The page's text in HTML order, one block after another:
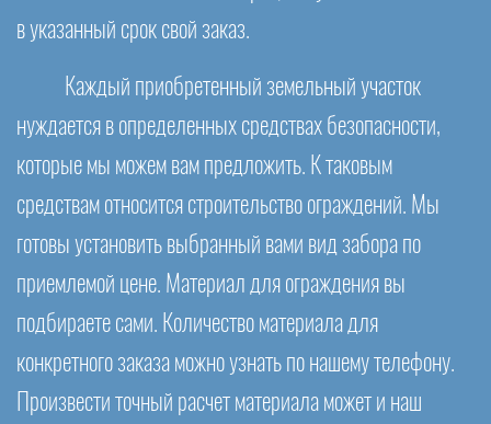
в указанный срок свой заказ.
Каждый приобретенный земельный участок
нуждается в определенных средствах безопасности,
которые мы можем вам предложить. К таковым
средствам относится строительство ограждений. Мы
готовы установить выбранный вами вид забора по
приемлемой цене. Материал для ограждения вы
подбираете сами. Количество материала для
конкретного заказа можно узнать по нашему телефону.
Произвести точный расчет материала может и наш